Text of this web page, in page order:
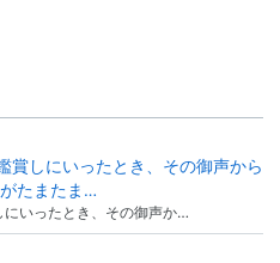
賞しにいったとき、その御声から
たまたま…
いったとき、その御声か…